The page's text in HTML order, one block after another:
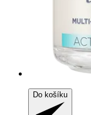
Do košíku